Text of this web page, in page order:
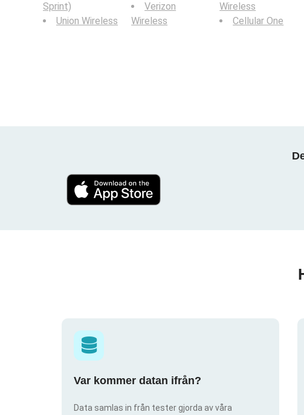
Sprint)
Union Wireless
Verizon
Wireless
Wireless
Cellular One
Var kommer datan ifrån?
Data samlas in från tester gjorda av våra